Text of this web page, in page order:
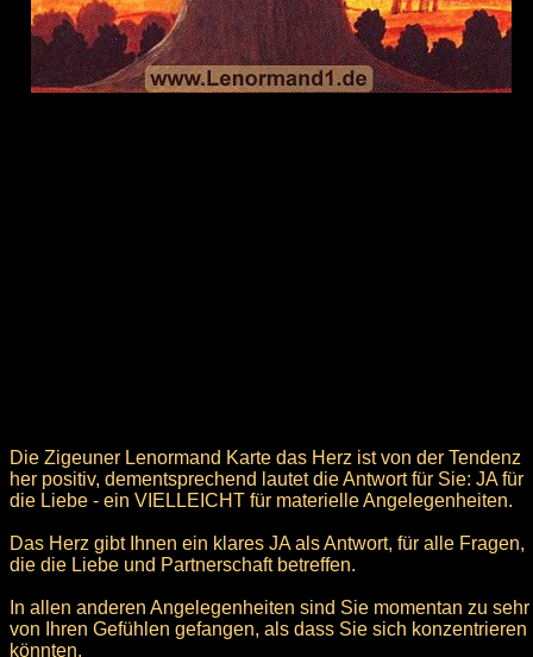
Die Zigeuner Lenormand Karte das Herz ist von der Tendenz
her positiv, dementsprechend lautet die Antwort für Sie: JA für
die Liebe - ein VIELLEICHT für materielle Angelegenheiten.
Das Herz gibt Ihnen ein klares JA als Antwort, für alle Fragen,
die die Liebe und Partnerschaft betreffen.
In allen anderen Angelegenheiten sind Sie momentan zu sehr
von Ihren Gefühlen gefangen, als dass Sie sich konzentrieren
könnten.